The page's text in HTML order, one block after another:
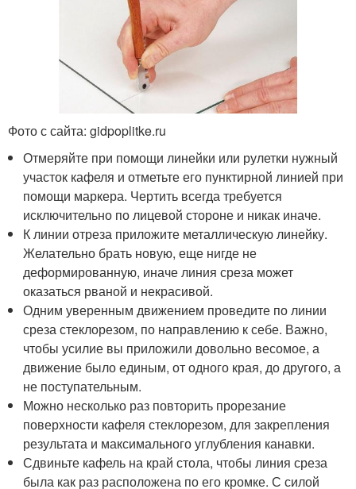
Фото с сайта: gidpoplitke.ru
Отмеряйте при помощи линейки или рулетки нужный
участок кафеля и отметьте его пунктирной линией при
помощи маркера. Чертить всегда требуется
исключительно по лицевой стороне и никак иначе.
К линии отреза приложите металлическую линейку.
Желательно брать новую, еще нигде не
деформированную, иначе линия среза может
оказаться рваной и некрасивой.
Одним уверенным движением проведите по линии
среза стеклорезом, по направлению к себе. Важно,
чтобы усилие вы приложили довольно весомое, а
движение было единым, от одного края, до другого, а
не поступательным.
Можно несколько раз повторить прорезание
поверхности кафеля стеклорезом, для закрепления
результата и максимального углубления канавки.
Сдвиньте кафель на край стола, чтобы линия среза
была как раз расположена по его кромке. С силой